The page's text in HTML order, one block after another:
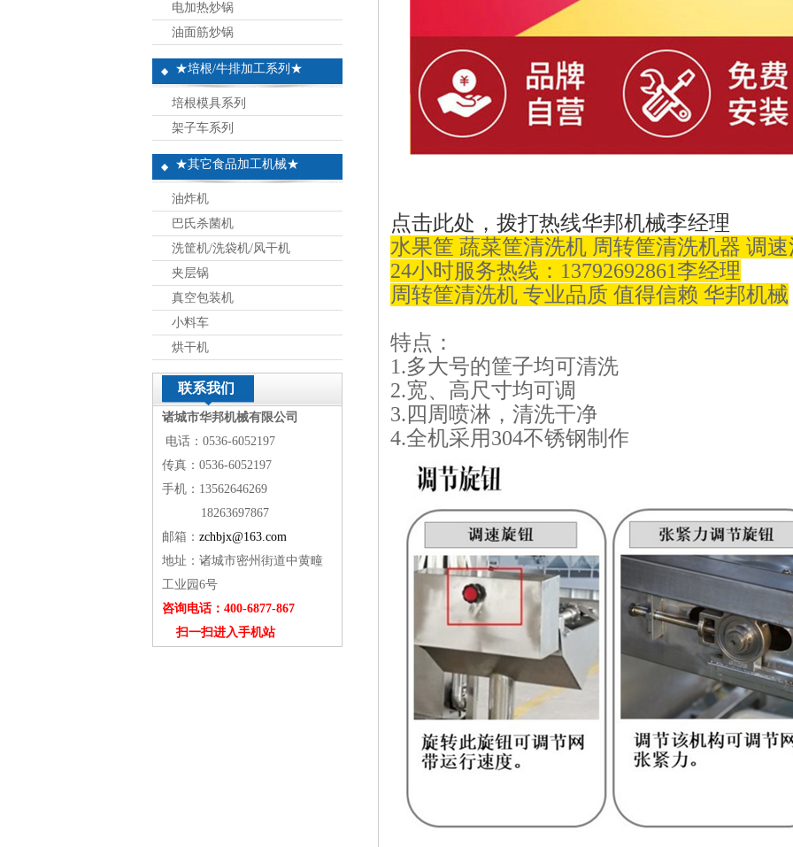
电加热炒锅
油面筋炒锅
★培根/牛排加工系列★
培根模具系列
架子车系列
★其它食品加工机械★
油炸机
巴氏杀菌机
洗筐机/洗袋机/风干机
夹层锅
真空包装机
小料车
烘干机
联系我们
诸城市华邦机械有限公司
电话：0536-6052197
传真：0536-6052197
手机：13562646269
18263697867
邮箱： zchbjx@163.com
地址：诸城市密州街道中黄疃
工业园6号
咨询电话：400-6877-867
扫一扫进入手机站
点击此处，拨打热线华邦机械李经理
水果筐 蔬菜筐清洗机 周转筐清洗机器 调
24小时服务热线：13792692861李经理
周转筐清洗机 专业品质 值得信赖 华邦机械
特点：
1.多大号的筐子均可清洗
2.宽、高尺寸均可调
3.四周喷淋，清洗干净
4.全机采用304不锈钢制作